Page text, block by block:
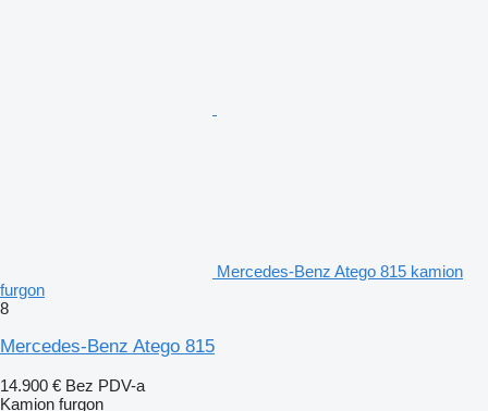
Mercedes-Benz Atego 815 kamion
furgon
8
Mercedes-Benz Atego 815
14.900 € Bez PDV-a
Kamion furgon